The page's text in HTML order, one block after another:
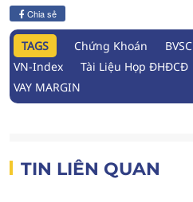
Chia sẻ
TAGS Chứng Khoán BVSC
VN-Index
Tài Liệu Họp ĐHĐCĐ
VAY MARGIN
TIN LIÊN QUAN